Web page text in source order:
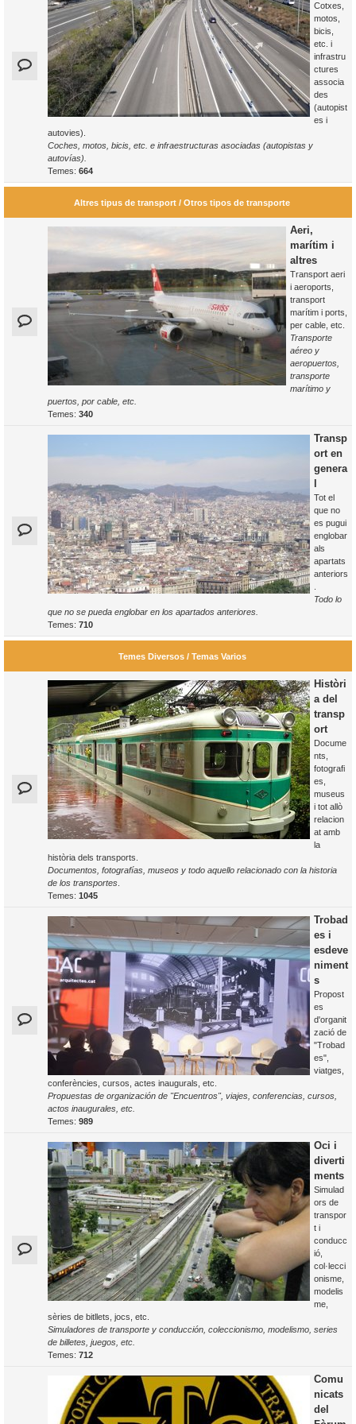
Cotxes,
motos,
bicis,
etc. i
infrastru
ctures
associa
des
(autopist
es i
autovies).
Coches, motos, bicis, etc. e infraestructuras asociadas (autopistas y
autovías).
Temes: 664
Altres tipus de transport / Otros tipos de transporte
Aeri,
marítim i
altres
Transport aeri
i aeroports,
transport
marítim i ports,
per cable, etc.
Transporte
aéreo y
aeropuertos,
transporte
marítimo y
puertos, por cable, etc.
Temes: 340
Transp
ort en
genera
Tot el
que no
es pugui
englobar
als
apartats
anteriors
Todo lo
que no se pueda englobar en los apartados anteriores.
Temes: 710
Temes Diversos / Temas Varios
Històri
a del
transp
ort
Docume
nts,
fotografi
es,
museus
i tot allò
relacion
at amb
la
història dels transports.
Documentos, fotografías, museos y todo aquello relacionado con la historia
de los transportes
Temes: 1045
Trobad
es i
esdeve
niment
s
Propost
es
d'organit
zació de
"Trobad
es",
viatges,
conferències, cursos, actes inaugurals, etc.
Propuestas de organización de "Encuentros", viajes, conferencias, cursos,
actos inaugurales, etc.
Temes: 989
Oci i
diverti
ments
Simulad
ors de
transpor
t i
conducc
ió,
col·lecci
onisme,
modelis
me,
sèries de bitllets, jocs, etc.
Simuladores de transporte y conducción, coleccionismo, modelismo, series
de billetes, juegos, etc.
Temes: 712
Comu
nicats
del